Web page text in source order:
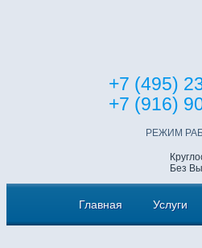
+7 (495)
+7 (916)
РЕЖИМ
Без
Главная Услуги